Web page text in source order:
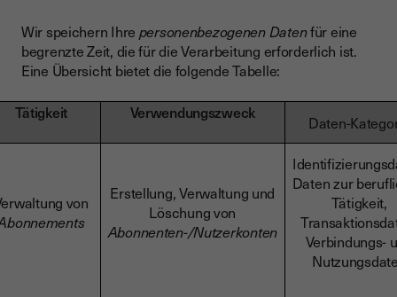
Wir speichern Ihre personenbezogenen Datenfür eine
begrenzte Zeit, die für die Verarbeitung erforderlich ist.
Eine Übersicht bietet die folgende Tabelle:
Tätigkeit
Verwendungszweck Daten-
von
Erstellung, Verwaltung und
Löschung von
Abonnenten-/Nutzerkonten
Daten zur
Tätigkeit,
Verbindungs-